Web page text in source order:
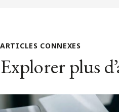
ARTICLES CONNEXES
Explorer plus